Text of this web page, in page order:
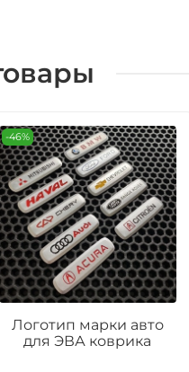
-46%
Логотип марки авто
для ЭВА коврика